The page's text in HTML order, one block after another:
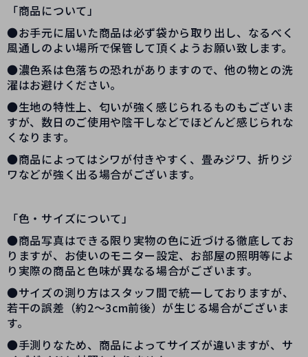
「商品について」
●お手元に届いた商品は必ず袋から取り出し、なるべく
風通しのよい場所で保管して頂くようお願い致します。
●濃色系は色落ちの恐れがありますので、他の物との洗
濯はお避けください。
●生地の特性上、匂いが強く感じられるものもございま
すが、数日のご使用や陰干しなどでほどんど感じられな
くなります。
●商品によってはシワが付きやすく、畳みジワ、折りジ
ワなどが強く出る場合がございます。
「色・サイズについて」
●商品写真はできる限り実物の色に近づける徹底してお
りますが、お使いのモニター設定、お部屋の照明等によ
り実際の商品と色味が異なる場合がございます。
●サイズの測り方はスタッフ間で統一しておりますが、
若干の誤差（約2～3cm前後）が生じる場合がございま
す。
●手測りなため、商品によってサイズが違いますが、サ